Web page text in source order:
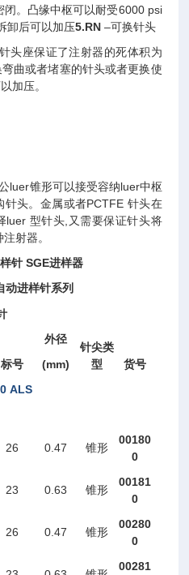
。凸缘中枢可以耐受6000 psi
卸后可以加压5.RN–可换针头
头座保证了注射器的死体积为
曲或者堵塞的针头或者更换使
加压。
luer锥形可以接受容纳luer中枢
头。金属或者PCTFE 针头在
luer 型针头,又需要保证针头将
射器。
针 SGE进样器
动进样针系列
标号
外径
(mm)
针尖类
型
货号
ALS
26 0.47 锥形
00180
0
23 0.63 锥形
00181
0
26 0.47 锥形
00280
0
00281